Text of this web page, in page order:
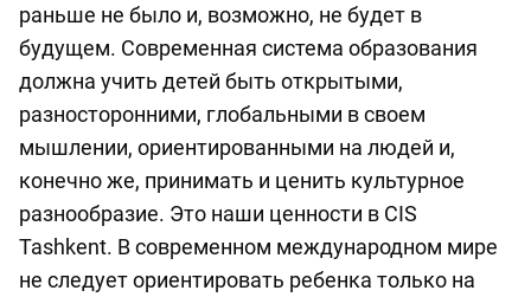
раньше не было и, возможно, не будет в
будущем. Современная система образования
должна учить детей быть открытыми,
разносторонними, глобальными в своем
мышлении, ориентированными на людей и,
конечно же, принимать и ценить культурное
разнообразие. Это наши ценности в CIS
Tashkent. В современном международном мире
не следует ориентировать ребенка только на